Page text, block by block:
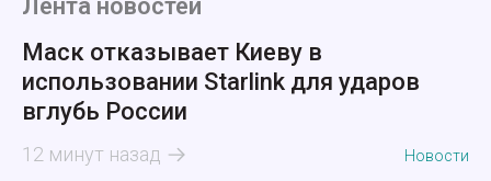
Лента новостей
Маск отказывает Киеву в
использовании Starlink для ударов
вглубь России
12 минут назад Новости